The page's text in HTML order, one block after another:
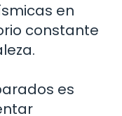
en
constante
es